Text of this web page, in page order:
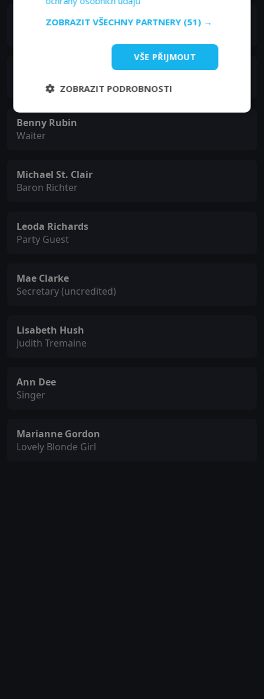
Herbie Faye
Cabbie #2
Benny Rubin
Waiter
Michael St. Clair
Baron Richter
Leoda Richards
Party Guest
Mae Clarke
Secretary (uncredited)
Lisabeth Hush
Judith Tremaine
Ann Dee
Singer
Marianne Gordon
Lovely Blonde Girl
ZOBRAZIT VŠECHNY PARTNERY (51) →
VŠE PŘIJMOUT
ZOBRAZIT PODROBNOSTI